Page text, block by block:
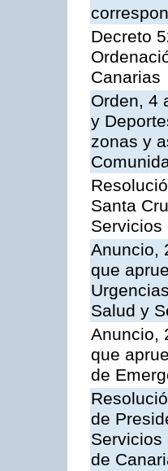
Decreto
Canarias
Orden, 4
y
zonas y
Santa
Servicios
Anuncio,
que
Salud y
Anuncio,
que
de
de
Servicios
de